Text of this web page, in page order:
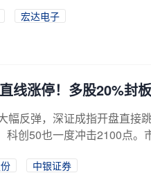
宏达电子
线涨停！多股20%封
幅反弹，深证成指开盘直接
科创50也一度冲击2100点。
中银证券